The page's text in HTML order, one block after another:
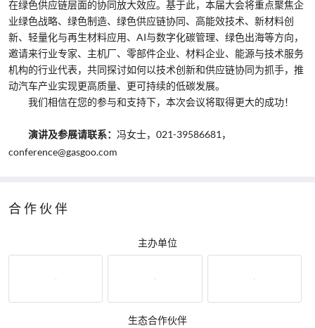
在绿色供应链层面的协同放大效应。基于此，本届大会将重点聚焦企
业绿色战略、绿色制造、绿色供应链协同、高能效技术、新材料创
新、轻量化与再生材料应用、AI与数字化碳管理、绿色出海等方向，
邀请来行业专家、主机厂、零部件企业、材料企业、能源与技术服务
机构的行业代表，共同探讨如何以技术创新和供应链协同为抓手，推
动汽车产业实现更高质量、更可持续的低碳发展。
我们相信在您的参与和支持下，本次会议将取得更大的成功！
演讲及参展请联系： 冯女士，021-39586681，
conference@gasgoo.com
合作伙伴
主办单位
生态合作伙伴